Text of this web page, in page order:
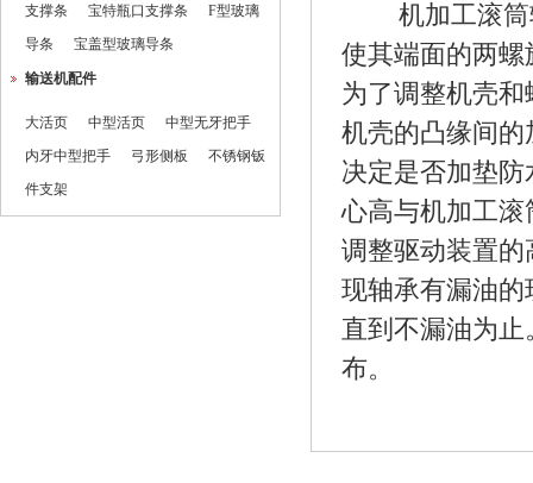
支撑条
宝特瓶口支撑条
F型玻璃
导条
宝盖型玻璃导条
输送机配件
大活页 中型活页
中型无牙把手
内牙中型把手
弓形侧板
不锈钢钣
件支架
机加工滚筒
使其端面的两
为了调整机壳
机壳的凸缘间
决定是否加垫
心高与机加工
调整驱动装置
现轴承有漏油
直到不漏油为止
布。